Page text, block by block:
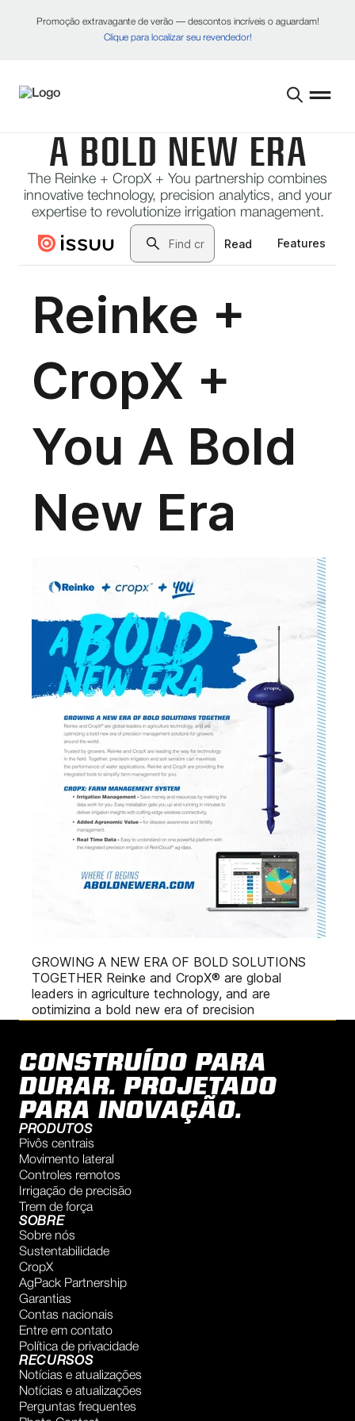
Promoção extravagante de verão — descontos incríveis o aguardam!
Clique para localizar seu revendedor!
A BOLD NEW ERA
The Reinke + CropX + You partnership combines
innovative technology, precision analytics, and your
expertise to revolutionize irrigation management.
CONSTRUÍDO PARA
DURAR. PROJETADO
PARA INOVAÇÃO.
PRODUTOS
Pivôs centrais
Movimento lateral
Controles remotos
Irrigação de precisão
Trem de força
SOBRE
Sobre nós
Sustentabilidade
CropX
AgPack Partnership
Garantias
Contas nacionais
Entre em contato
Política de privacidade
RECURSOS
Notícias e atualizações
Notícias e atualizações
Perguntas frequentes